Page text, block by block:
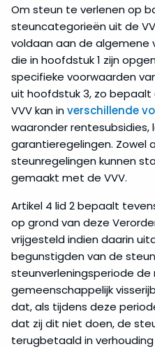
Kennisgevingsbericht
formulier
Klachtprocedure
Meldingsprocedure
Non-
(onrechtmatig
verleende
steun)
Rapportages
Risico
niet-
naleving
Om steun te verlenen op
steuncategorieën uit de
voldaan aan de algemene
die in hoofdstuk 1 zijn
specifieke voorwaarden
uit hoofdstuk 3, zo bepaalt
VVV kan inverschillende
waaronder rentesubsidies,
garantieregelingen. Zowel
steunregelingen kunnen
gemaakt met de VVV.
Artikel 4 lid 2 bepaalt
op grond van deze
vrijgesteld indien daarin
begunstigden van de
steunverleningsperiode de
gemeenschappelijk
dat, als tijdens deze
dat zij dit niet doen, de
terugbetaald in